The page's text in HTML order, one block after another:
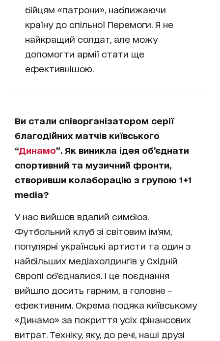
бійцям «патрони», наближаючи
країну до спільної Перемоги. Я не
найкращий солдат, але можу
допомогти армії стати ще
ефективнішою.
Ви стали співорганізатором серії
благодійних матчів київського
“Динамо”. Як виникла ідея об’єднати
спортивний та музичний фронти,
створивши колаборацію з групою 1+1
media?
У нас вийшов вдалий симбіоз.
Футбольний клуб зі світовим ім’ям,
популярні українські артисти та один з
найбільших медіахолдингів у Східній
Європі об’єдналися. І це поєднання
вийшло досить гарним, а головне –
ефективним. Окрема подяка київському
«Динамо» за покриття усіх фінансових
витрат. Техніку, яку, до речі, наші друзі